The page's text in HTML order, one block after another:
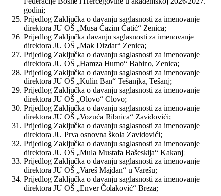
godini;
Prijedlog Zaključka o davanju saglasnosti za imenovanje
direktora JU OŠ „Musa Ćazim Ćatić“ Zenica;
Prijedlog Zaključka davanju saglasnosti za imenovanje
direktora JU OŠ „Mak Dizdar“ Zenica;
Prijedlog Zaključka o davanju saglasnosti za imenovanje
direktora JU OŠ „Hamza Humo“ Babino, Zenica;
Prijedlog Zaključka o davanju saglasnosti za imenovanje
direktora JU OŠ „Kulin Ban“ Tešanjka, Tešanj;
Prijedlog Zaključka o davanju saglasnosti za imenovanje
direktora JU OŠ „Olovo“ Olovo;
Prijedlog Zaključka o davanju saglasnosti za imenovanje
direktora JU OŠ „Vozuća-Ribnica“ Zavidovići;
Prijedlog Zaključka o davanju saglasnosti za imenovanje
direktora JU Prva osnovna škola Zavidovići;
Prijedlog Zaključka o davanju saglasnosti za imenovanje
direktora JU OŠ „Mula Mustafa Bašeskija“ Kakanj;
Prijedlog Zaključka o davanju saglasnosti za imenovanje
direktora JU OŠ „Vareš Majdan“ u Varešu;
Prijedlog Zaključka o davanju saglasnosti za imenovanje
direktora JU OŠ „Enver Čolaković“ Breza;